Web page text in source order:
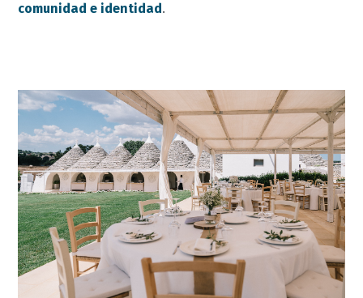
comunidad e identidad.